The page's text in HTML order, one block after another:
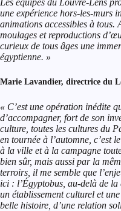
une expérience hors-les-murs
animations accessibles à tous.
moulages et reproductions
curieux de tous âges une
égyptienne. »
Marie Lavandier, directrice du
« C’est une opération inédite
d’accompagner, fort de son
culture, toutes les cultures du
en tournée à l’automne, c’est
à la ville et à la campagne
bien sûr, mais aussi par la
terroirs, il me semble que
ici : l’Égyptobus, au-delà de
un établissement culturel et
belle histoire, d’une relation